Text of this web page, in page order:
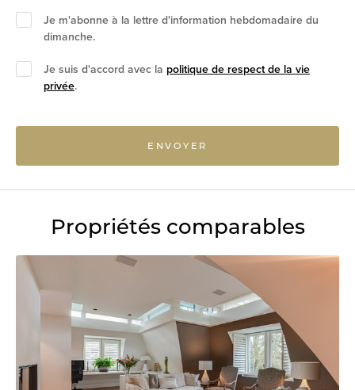
Je m'abonne à la lettre d'information hebdomadaire du
dimanche.
Je suis d'accord avec la politique de respect de la vie
privée.
ENVOYER
Propriétés comparables